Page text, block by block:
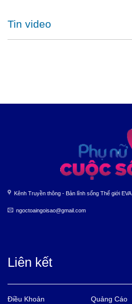
Tin video
Kênh Truyền thông - Bản lĩnh sống Thế giới EVA
ngoctoaingoisao@gmail.com
Liên kết
Điều Khoản Quảng Cáo